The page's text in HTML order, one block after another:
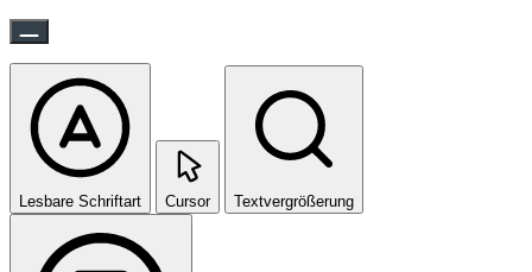
Lesbare Schriftart Cursor Textvergrößerung